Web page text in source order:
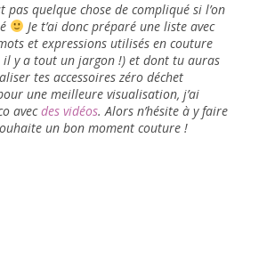
pas quelque chose de compliqué si l’on
Je t’ai donc préparé une liste avec
et expressions utilisés en couture
il y a tout un jargon !) et dont tu auras
tes accessoires zéro déchet
une meilleure visualisation, j’ai
avecdes vidéos. Alors n’hésite à y faire
un bon moment couture !